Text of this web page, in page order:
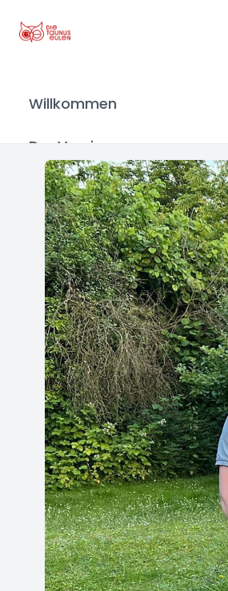
Willkommen
Der Verein
Historie
Die Satzung
Die Gruppen
Tanzmariechen
Rubinchen
Rubinfunken
Rubingarde
Showtanzgruppe Phönixe
Bembel Bube
Schleiereulen
Elferrat
Büttenredner